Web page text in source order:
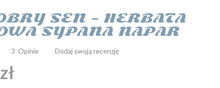
SEN - HERBATA
SYPANA NAPAR
3 Opinie Dodaj swoją recenzję